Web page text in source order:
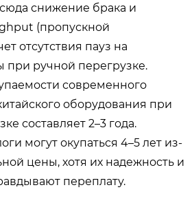
снижение брака и
(пропускной
отсутствия пауз на
при ручной перегрузке.
современного
оборудования при
составляет 2–3 года.
могут окупаться 4–5 лет из-
цены, хотя их надежность и
переплату.